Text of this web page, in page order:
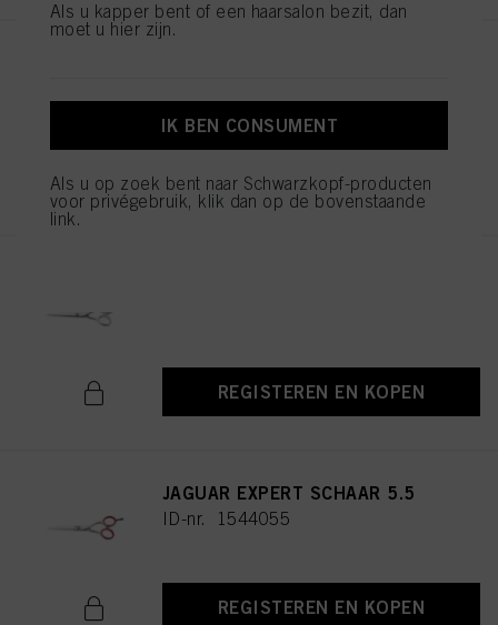
REGISTEREN EN KOPEN
REGISTEREN EN KOPEN
JAGUAR EXPERT SCHAAR 5.5
ID-nr. 1544055
REGISTEREN EN KOPEN
Als u kapper bent of een haarsalon bezit, dan
moet u hier zijn.
IK BEN CONSUMENT
Als u op zoek bent naar Schwarzkopf-producten
voor privégebruik, klik dan op de bovenstaande
link.